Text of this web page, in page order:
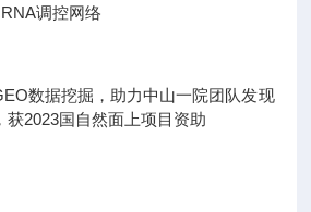
调控网络
数据挖掘，助力中山一院团队发现
获2023国自然面上项目资助